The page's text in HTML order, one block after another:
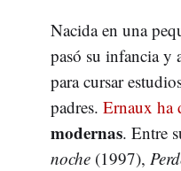
Nacida en una
pasó su infancia y
para cursar
padres. Ernaux ha
modernas. Entre
noche (1997),